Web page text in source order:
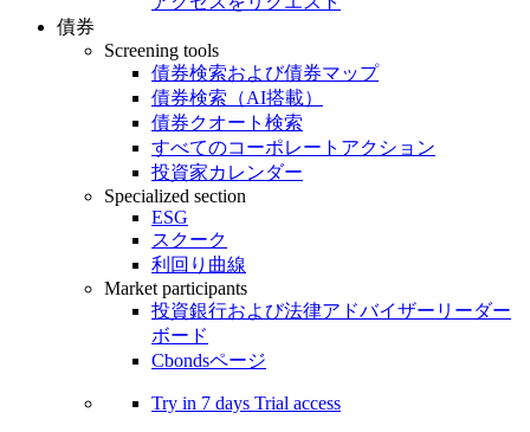
債券
Screening tools
債券検索および債券マップ
債券検索（AI搭載）
債券クオート検索
すべてのコーポレートアクション
投資家カレンダー
Specialized section
ESG
スクーク
利回り曲線
Market participants
投資銀行および法律アドバイザーリーダー
ボード
Cbondsページ
Try in 7 days Trial access